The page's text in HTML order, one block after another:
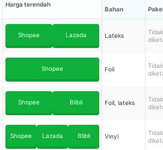
Harga terendah
Bahan
Shopee Lazada Lateks
Tidak
Shopee Foil
Tidak
Shopee Blibli Foil, lateks
Tidak
Shopee Lazada Blibli Vinyl
Tidak